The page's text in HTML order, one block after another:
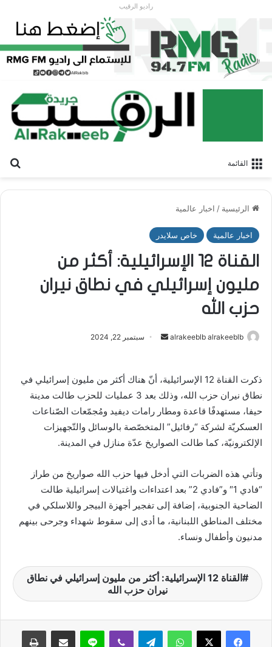
راديو الرقيب
القائمة
الرئيسية / اخبار عالمية
اخبار عالمية خاص سلايدر
القناة 12 الإسرائيلية: أكثر من
مليون إسرائيلي في نطاق نيران
حزب الله
alrakeeblb alrakeeblb
ل
ب
ر
ي
د
ت
ر
ي
سبتمبر 22, 2024
ذكرت القناة 12 الإسرائيلية، أنّ هناك أكثر من مليون إسرائيلي في
نطاق نيران حزب الله، وذلك بعد 3 عمليات للحزب طالت مدينة
حيفا، مستهدفًا قاعدة ومطار رامات ديفيد ومُجمّعات الصّناعات
العسكريّة ‏لشركة “رفائيل” المتخصّصة بالوسائل والتّجهيزات
الإلكترونيّة، كما طالت الصواريخ عدّة منازل في المدينة.
وتأتي هذه الضربات التي أدخل فيها حزب الله صواريخ من طراز
“فادي 1″ و”فادي 2” بعد اعتداءات واغتيالات إسرائيلية طالت
الضاحية الجنوبية، إضافة إلى تفجير أجهزة البيجر واللاسلكي في
مختلف المناطق اللبنانية، ما أدى إلى سقوط شهداء وجرحى بينهم
مدنيون وأطفال ونساء.
القناة 12 الإسرائيلية: أكثر من مليون إسرائيلي في نطاق
نيران حزب الله
واتساب لاين